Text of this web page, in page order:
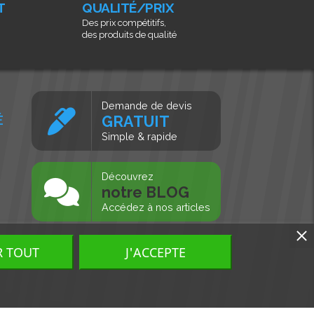
QUALITÉ/PRIX
Des prix compétitifs,
des produits de qualité
Demande de devis
GRATUIT
Simple & rapide
Découvrez
notre BLOG
Accédez à nos articles
TOUT J'ACCEPTE